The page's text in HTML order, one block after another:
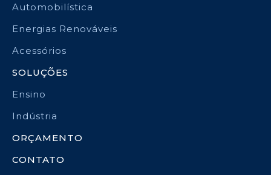
Automobilística
Energias Renováveis
Acessórios
SOLUÇÕES
Ensino
Indústria
ORÇAMENTO
CONTATO